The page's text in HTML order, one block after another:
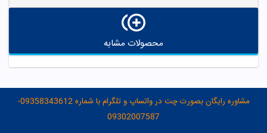
محصولات مشابه
مشاوره رایگان بصورت چت در واتساپ و تلگرام با شماره 09358343612-
09302007587